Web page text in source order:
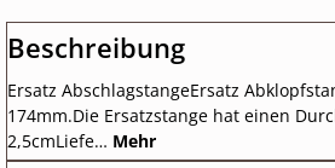
Beschreibung
Ersatz AbschlagstangeErsatz
174mm.Die Ersatzstange hat einen
2,5cmLiefe… Mehr